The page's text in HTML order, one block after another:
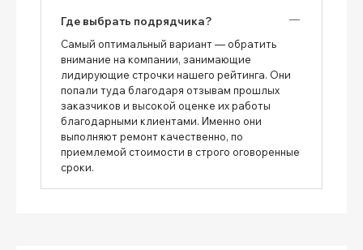
Где выбрать подрядчика?
Самый оптимальный вариант — обратить
внимание на компании, занимающие
лидирующие строчки нашего рейтинга. Они
попали туда благодаря отзывам прошлых
заказчиков и высокой оценке их работы
благодарными клиентами. Именно они
выполняют ремонт качественно, по
приемлемой стоимости в строго оговоренные
сроки.